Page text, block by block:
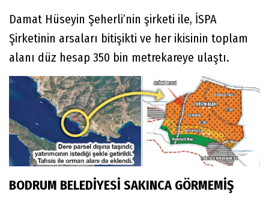
Damat Hüseyin Şeherli’nin şirketi ile, İSPA
Şirketinin arsaları bitişikti ve her ikisinin toplam
alanı düz hesap 350 bin metrekareye ulaştı.
BODRUM BELEDİYESİ SAKINCA GÖRMEMİŞ